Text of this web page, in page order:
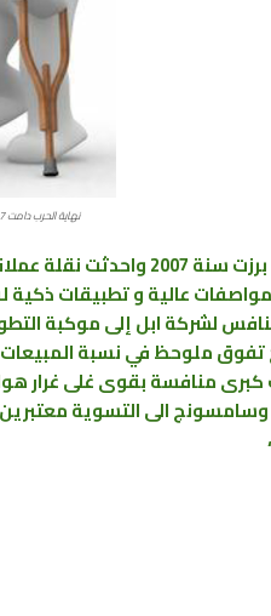
نهاية الحرب دامت 7 سنوات بين آبل و سامسونج
ويذكر ان شركة آبل برزت
عالية و تطبيقات
لشركة ابل إلى موكبة
ملوحظ في نسبة المبيعات
كبرى منافسة بقوى غلى غرار
وسامسونج الى التسوية